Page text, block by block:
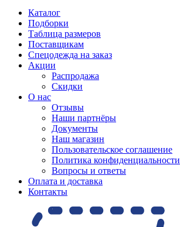
Каталог
Подборки
Таблица размеров
Поставщикам
Спецодежда на заказ
Акции
Распродажа
Скидки
О нас
Отзывы
Наши партнёры
Документы
Наш магазин
Пользовательское соглашение
Политика конфиденциальности
Вопросы и ответы
Оплата и доставка
Контакты